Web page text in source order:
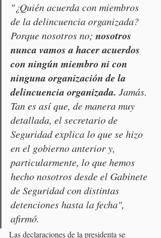
"¿Quién acuerda con miembros
de la delincuencia organizada?
Porque nosotros no; nosotros
nunca vamos a hacer acuerdos
con ningún miembro ni con
ninguna organización de la
delincuencia organizada. Jamás.
Tan es así que, de manera muy
detallada, el secretario de
Seguridad explica lo que se hizo
en el gobierno anterior y,
particularmente, lo que hemos
hecho nosotros desde el Gabinete
de Seguridad con distintas
detenciones hasta la fecha",
afirmó.
Las declaraciones de la presidenta se